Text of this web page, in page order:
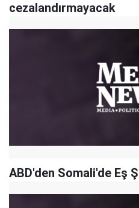
cezalandırmayacak
ABD'den Somali'de Eş